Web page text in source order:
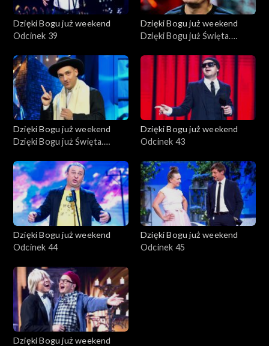
Dzięki Bogu już weekend
Odcinek 39
Dzięki Bogu już weekend
Dzięki Bogu już Święta.
Dzięki Bogu już weekend
Dzięki Bogu już Święta.
Dzięki Bogu już weekend
Odcinek 43
Dzięki Bogu już weekend
Odcinek 44
Dzięki Bogu już weekend
Odcinek 45
Dzięki Bogu już weekend